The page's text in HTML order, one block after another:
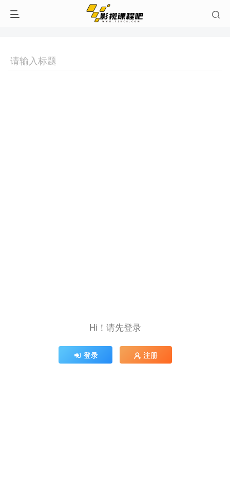
Hi！请先登录
登录 注册